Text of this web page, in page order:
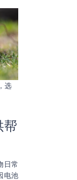
选
帮
日常
电池